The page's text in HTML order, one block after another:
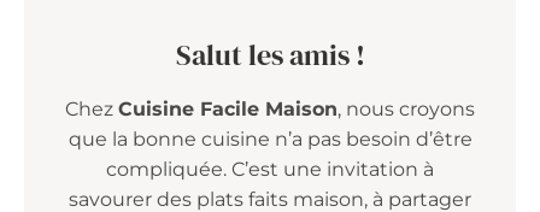
Salut les amis !
Chez Cuisine Facile Maison, nous croyons
que la bonne cuisine n’a pas besoin d’être
compliquée. C’est une invitation à
savourer des plats faits maison, à partager